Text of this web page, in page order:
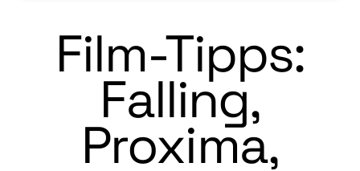
Film-Tipps:
Falling,
Proxima,